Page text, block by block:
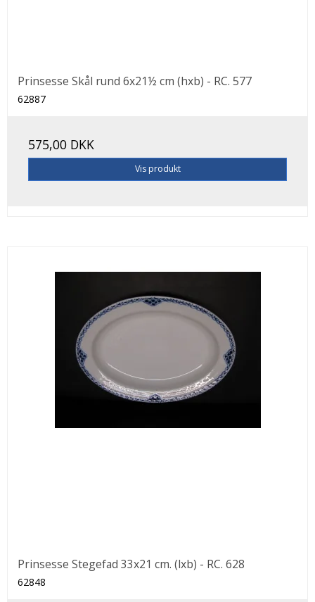
Prinsesse Skål rund 6x21½ cm (hxb) - RC. 577
62887
575,00 DKK
Vis produkt
Prinsesse Stegefad 33x21 cm. (lxb) - RC. 628
62848